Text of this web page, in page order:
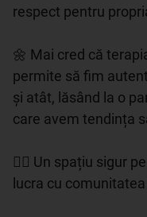
respect pentru
🌼 Mai cred că
permite să fim
și atât, lăsând la o
care avem tendința
🏳️‍🌈 Un spațiu sigur
lucra cu comunitatea